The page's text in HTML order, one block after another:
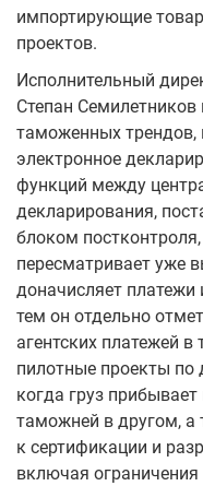
импортирующие
проектов.
Исполнительный
Степан
таможенных трендов,
электронное
функций между
декларирования,
блоком
пересматривает уже
доначисляет
тем он отдельно
агентских платежей
пилотные проекты по
когда груз
таможней в другом, а
к сертификации и
включая